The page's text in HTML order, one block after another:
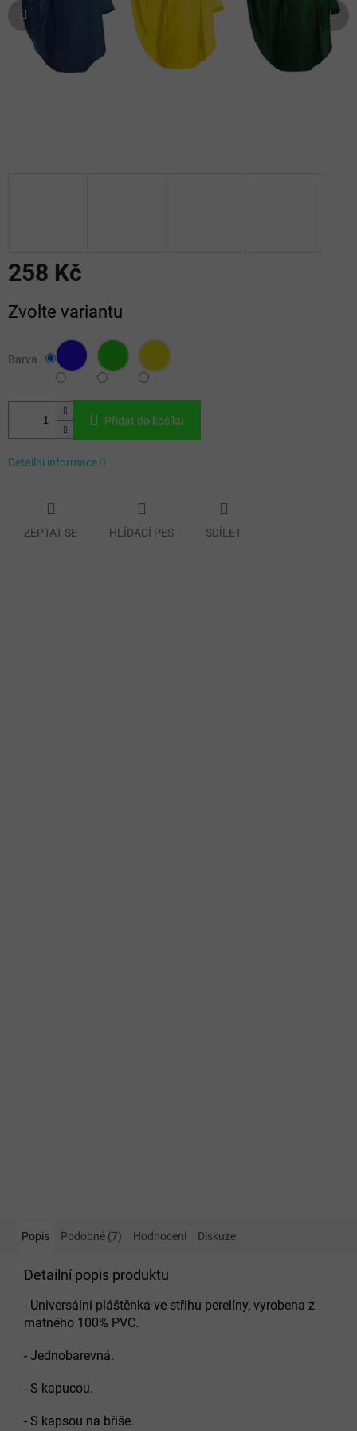
258 Kč
cena:
Zvolte variantu
Barva
Přidat do košíku
Detailní informace
ZEPTAT SE HLÍDACÍ PES SDÍLET
Popis Podobné (7) Hodnocení Diskuze
Detailní popis produktu
- Universální pláštěnka ve střihu perelíny, vyrobena z
matného 100% PVC.
- Jednobarevná.
- S kapucou.
- S kapsou na břiše.